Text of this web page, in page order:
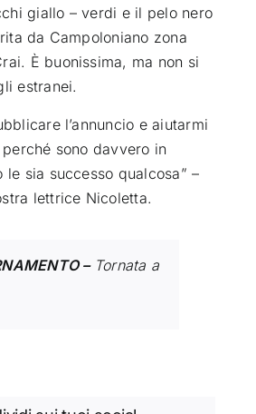
giallo – verdi e il pelo nero
da Campoloniano zona
È buonissima, ma non si
estranei.
l’annuncio e aiutarmi
sono davvero in
le sia successo qualcosa” –
lettrice Nicoletta.
– Tornata a